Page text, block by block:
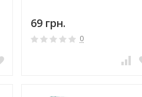
69 грн.
0